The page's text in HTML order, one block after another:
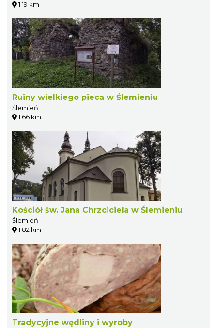
1.19 km
Ruiny wielkiego pieca w Ślemieniu
Ślemień
1.66 km
Kościół św. Jana Chrzciciela w Ślemieniu
Ślemień
1.82 km
Tradycyjne wędliny i wyroby